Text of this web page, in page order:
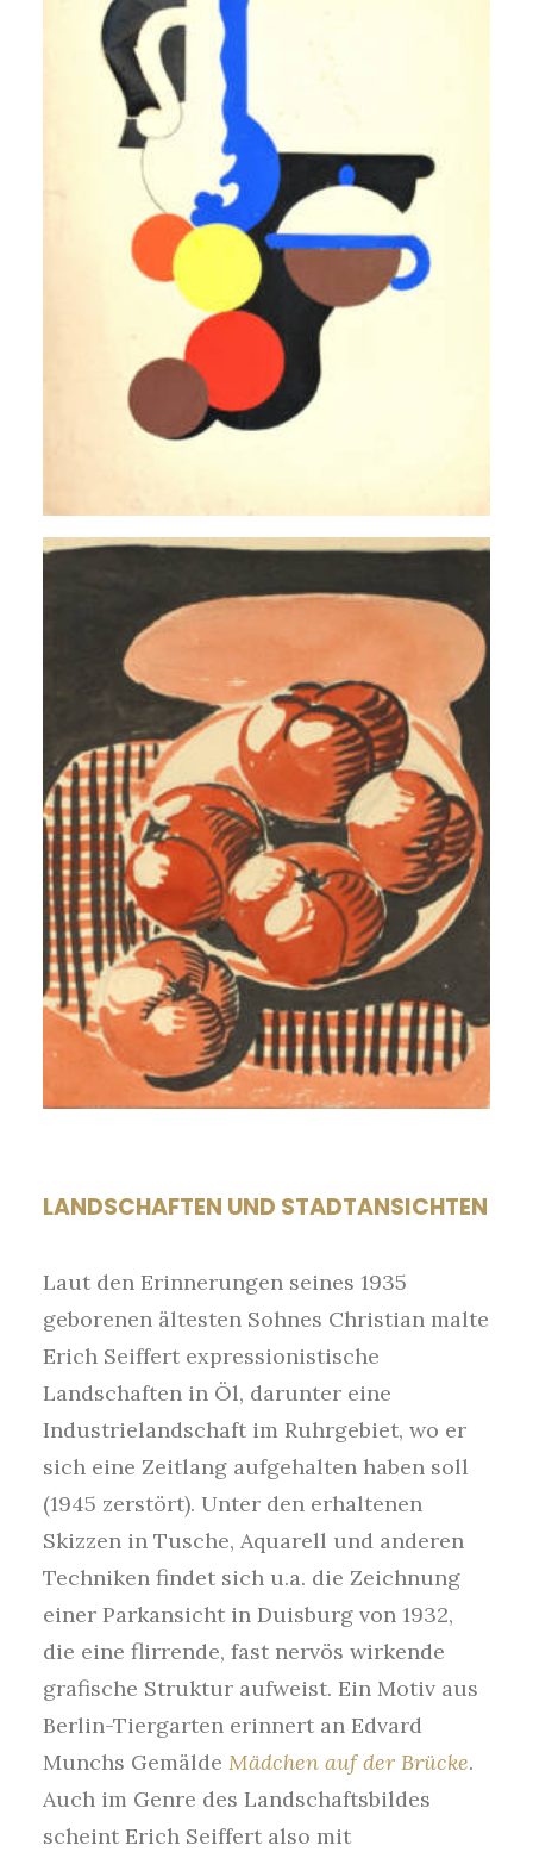
LANDSCHAFTEN UND STADTANSICHTEN
Laut den Erinnerungen seines 1935
geborenen ältesten Sohnes Christian malte
Erich Seiffert expressionistische
Landschaften in Öl, darunter eine
Industrielandschaft im Ruhrgebiet, wo er
sich eine Zeitlang aufgehalten haben soll
(1945 zerstört). Unter den erhaltenen
Skizzen in Tusche, Aquarell und anderen
Techniken findet sich u.a. die Zeichnung
einer Parkansicht in Duisburg von 1932,
die eine flirrende, fast nervös wirkende
grafische Struktur aufweist. Ein Motiv aus
Berlin-Tiergarten erinnert an Edvard
Munchs Gemälde Mädchen auf der Brücke.
Auch im Genre des Landschaftsbildes
scheint Erich Seiffert also mit